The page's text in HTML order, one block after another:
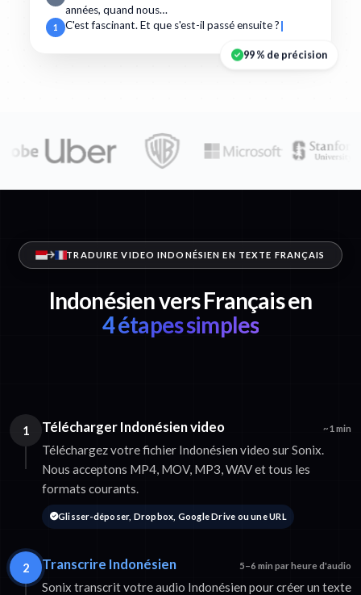
années, quand nous…
1 C'est fascinant. Et que s'est-il passé ensuite ?
99 % de précision
TRADUIRE VIDEO INDONÉSIEN EN TEXTE FRANÇAIS
Indonésien vers Français en
4 étapes simples
1 Télécharger Indonésien video ~1 min
Téléchargez votre fichier Indonésien video sur Sonix.
Nous acceptons MP4, MOV, MP3, WAV et tous les
formats courants.
Glisser-déposer, Dropbox, Google Drive ou une URL
2 Transcrire Indonésien 5–6 min par heure d'audio
Sonix transcrit votre audio Indonésien pour créer un texte